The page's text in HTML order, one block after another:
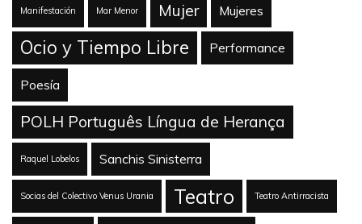
Manifestación Mar Menor Mujer Mujeres
Ocio y Tiempo Libre Performance
Poesía
POLH Português Língua de Herança
Raquel Lobelos Sanchis Sinisterra
Socias del Colectivo Venus Urania Teatro Teatro Antirracista